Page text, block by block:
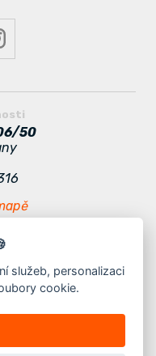
služeb, personalizaci
cookie.
50
event